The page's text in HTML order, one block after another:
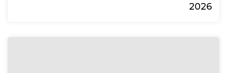
2026